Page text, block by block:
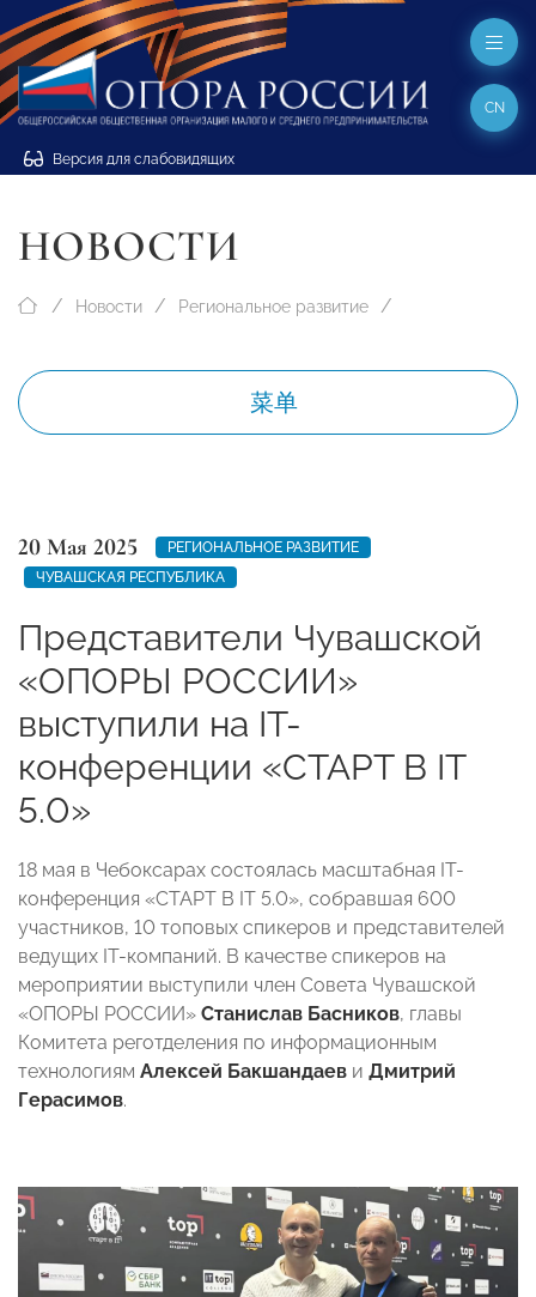
Версия для слабовидящих
CN
НОВОСТИ
Новости Региональное развитие
菜单
20 Мая 2025
РЕГИОНАЛЬНОЕ РАЗВИТИЕ
ЧУВАШСКАЯ РЕСПУБЛИКА
Представители Чувашской
«ОПОРЫ РОССИИ»
выступили на IT-
конференции «СТАРТ В IT
5.0»
18 мая в Чебоксарах состоялась масштабная IT-
конференция «СТАРТ В IT 5.0», собравшая 600
участников, 10 топовых спикеров и представителей
ведущих IT-компаний. В качестве спикеров на
мероприятии выступили член Совета Чувашской
«ОПОРЫ РОССИИ» Станислав Басников, главы
Комитета реготделения по информационным
технологиям Алексей Бакшандаев и Дмитрий
Герасимов.